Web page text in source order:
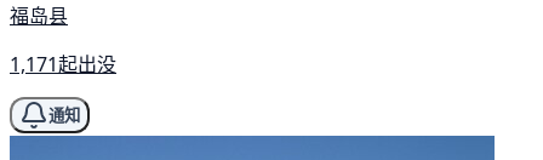
福岛县
1,171起出没
通知